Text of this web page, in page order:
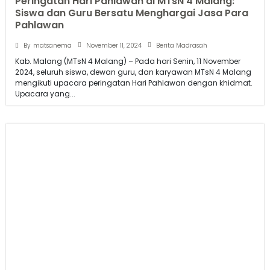
Festival yang digelar pada Minggu, 3 November 2024, di
halaman Balaikota Malang...
Jumat Berkah MTsN 4 Malang Gelar Agenda
Rutinan Forstawa
By matsanema November 1, 2024 Berita Madrasah